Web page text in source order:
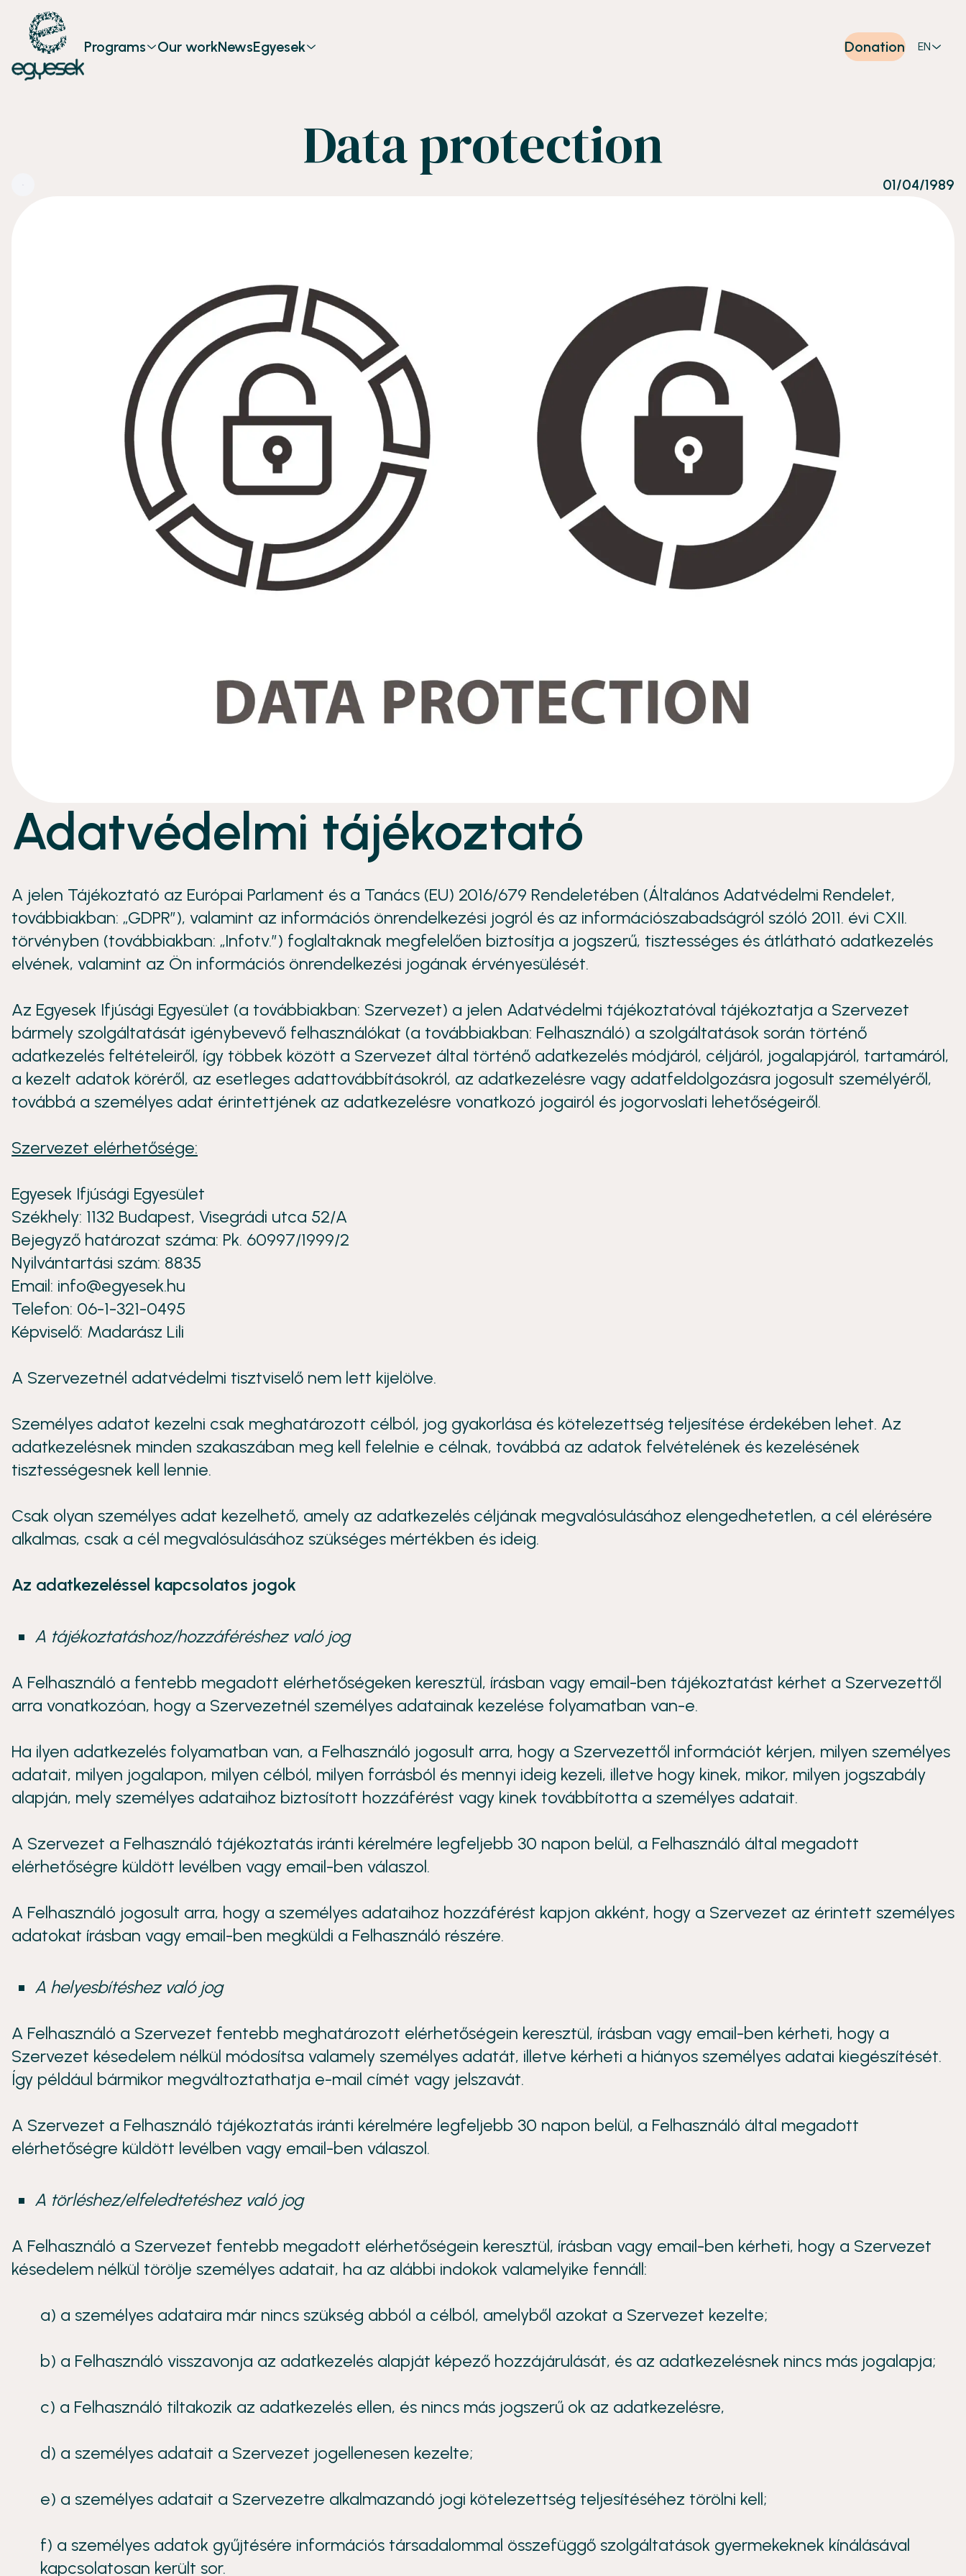
Programs Our workNewsEgyesek Donation EN
Data protection
01/04/1989
Adatvédelmi tájékoztató
A jelen Tájékoztató az Európai Parlament és a Tanács (EU) 2016/679 Rendeletében (Általános Adatvédelmi Rendelet,
továbbiakban: „GDPR”), valamint az információs önrendelkezési jogról és az információszabadságról szóló 2011. évi CXII.
törvényben (továbbiakban: „Infotv.”) foglaltaknak megfelelően biztosítja a jogszerű, tisztességes és átlátható adatkezelés
elvének, valamint az Ön információs önrendelkezési jogának érvényesülését.
Az Egyesek Ifjúsági Egyesület (a továbbiakban: Szervezet) a jelen Adatvédelmi tájékoztatóval tájékoztatja a Szervezet
bármely szolgáltatását igénybevevő felhasználókat (a továbbiakban: Felhasználó) a szolgáltatások során történő
adatkezelés feltételeiről, így többek között a Szervezet által történő adatkezelés módjáról, céljáról, jogalapjáról, tartamáról,
a kezelt adatok köréről, az esetleges adattovábbításokról, az adatkezelésre vagy adatfeldolgozásra jogosult személyéről,
továbbá a személyes adat érintettjének az adatkezelésre vonatkozó jogairól és jogorvoslati lehetőségeiről.
Szervezet elérhetősége:
Egyesek Ifjúsági Egyesület
Székhely: 1132 Budapest, Visegrádi utca 52/A
Bejegyző határozat száma: Pk. 60997/1999/2
Nyilvántartási szám: 8835
Email: info@egyesek.hu
Telefon: 06-1-321-0495
Képviselő: Madarász Lili
A Szervezetnél adatvédelmi tisztviselő nem lett kijelölve.
Személyes adatot kezelni csak meghatározott célból, jog gyakorlása és kötelezettség teljesítése érdekében lehet. Az
adatkezelésnek minden szakaszában meg kell felelnie e célnak, továbbá az adatok felvételének és kezelésének
tisztességesnek kell lennie.
Csak olyan személyes adat kezelhető, amely az adatkezelés céljának megvalósulásához elengedhetetlen, a cél elérésére
alkalmas, csak a cél megvalósulásához szükséges mértékben és ideig.
Az adatkezeléssel kapcsolatos jogok
A tájékoztatáshoz/hozzáféréshez való jog
A Felhasználó a fentebb megadott elérhetőségeken keresztül, írásban vagy email-ben tájékoztatást kérhet a Szervezettől
arra vonatkozóan, hogy a Szervezetnél személyes adatainak kezelése folyamatban van-e.
Ha ilyen adatkezelés folyamatban van, a Felhasználó jogosult arra, hogy a Szervezettől információt kérjen, milyen személyes
adatait, milyen jogalapon, milyen célból, milyen forrásból és mennyi ideig kezeli, illetve hogy kinek, mikor, milyen jogszabály
alapján, mely személyes adataihoz biztosított hozzáférést vagy kinek továbbította a személyes adatait.
A Szervezet a Felhasználó tájékoztatás iránti kérelmére legfeljebb 30 napon belül, a Felhasználó által megadott
elérhetőségre küldött levélben vagy email-ben válaszol.
A Felhasználó jogosult arra, hogy a személyes adataihoz hozzáférést kapjon akként, hogy a Szervezet az érintett személyes
adatokat írásban vagy email-ben megküldi a Felhasználó részére.
A helyesbítéshez való jog
A Felhasználó a Szervezet fentebb meghatározott elérhetőségein keresztül, írásban vagy email-ben kérheti, hogy a
Szervezet késedelem nélkül módosítsa valamely személyes adatát, illetve kérheti a hiányos személyes adatai kiegészítését.
Így például bármikor megváltoztathatja e-mail címét vagy jelszavát.
A Szervezet a Felhasználó tájékoztatás iránti kérelmére legfeljebb 30 napon belül, a Felhasználó által megadott
elérhetőségre küldött levélben vagy email-ben válaszol.
A törléshez/elfeledtetéshez való jog
A Felhasználó a Szervezet fentebb megadott elérhetőségein keresztül, írásban vagy email-ben kérheti, hogy a Szervezet
késedelem nélkül törölje személyes adatait, ha az alábbi indokok valamelyike fennáll:
a) a személyes adataira már nincs szükség abból a célból, amelyből azokat a Szervezet kezelte;
b) a Felhasználó visszavonja az adatkezelés alapját képező hozzájárulását, és az adatkezelésnek nincs más jogalapja;
c) a Felhasználó tiltakozik az adatkezelés ellen, és nincs más jogszerű ok az adatkezelésre,
d) a személyes adatait a Szervezet jogellenesen kezelte;
e) a személyes adatait a Szervezetre alkalmazandó jogi kötelezettség teljesítéséhez törölni kell;
f) a személyes adatok gyűjtésére információs társadalommal összefüggő szolgáltatások gyermekeknek kínálásával
kapcsolatosan került sor.